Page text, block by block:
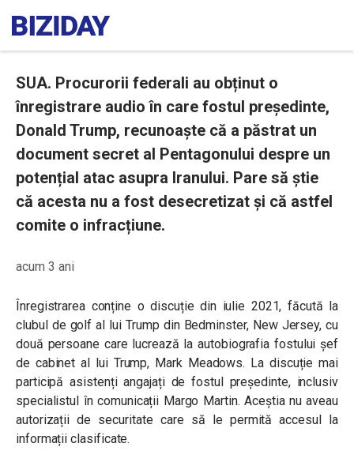
SUA. Procurorii federali au obținut o
înregistrare audio în care fostul președinte,
Donald Trump, recunoaște că a păstrat un
document secret al Pentagonului despre un
potențial atac asupra Iranului. Pare să știe
că acesta nu a fost desecretizat și că astfel
comite o infracțiune.
acum 3 ani
Înregistrarea conține o discuție din iulie 2021, făcută la
clubul de golf al lui Trump din Bedminster, New Jersey, cu
două persoane care lucrează la autobiografia fostului șef
de cabinet al lui Trump, Mark Meadows. La discuție mai
participă asistenți angajați de fostul președinte, inclusiv
specialistul în comunicații Margo Martin. Aceștia nu aveau
autorizații de securitate care să le permită accesul la
informații clasificate.